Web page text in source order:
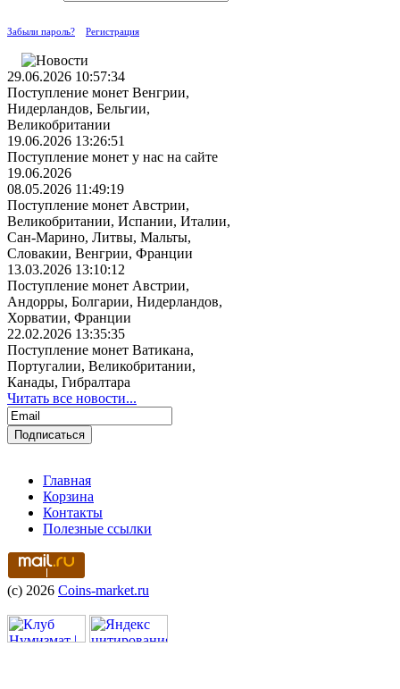
Забыли пароль? Регистрация
29.06.2026 10:57:34
Поступление монет Венгрии,
Нидерландов, Бельгии,
Великобритании
19.06.2026 13:26:51
Поступление монет у нас на сайте
19.06.2026
08.05.2026 11:49:19
Поступление монет Австрии,
Великобритании, Испании, Италии,
Сан-Марино, Литвы, Мальты,
Словакии, Венгрии, Франции
13.03.2026 13:10:12
Поступление монет Австрии,
Андорры, Болгарии, Нидерландов,
Хорватии, Франции
22.02.2026 13:35:35
Поступление монет Ватикана,
Португалии, Великобритании,
Канады, Гибралтара
Читать все новости...
Главная
Корзина
Контакты
Полезные ссылки
(c) 2026 Coins-market.ru